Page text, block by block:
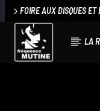
FOIRE AUX DISQUES ET
LA